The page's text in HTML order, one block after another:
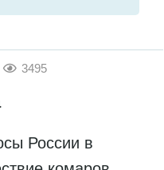
3495
России в